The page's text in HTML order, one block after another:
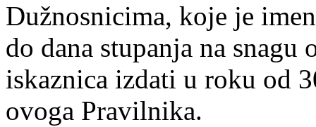
Dužnosnicima, koje je
do dana stupanja na snagu
iskaznica izdati u roku od
ovoga Pravilnika.